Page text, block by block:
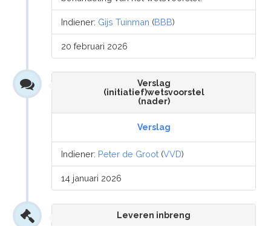
Indiener: Gijs Tuinman (BBB)
20 februari 2026
Verslag
(initiatief)wetsvoorstel
(nader)
Verslag
Indiener: Peter de Groot (VVD)
14 januari 2026
Leveren inbreng